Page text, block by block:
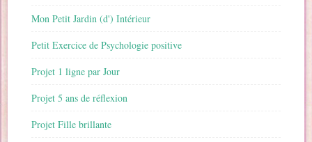
Mon Petit Jardin (d') Intérieur
Petit Exercice de Psychologie positive
Projet 1 ligne par Jour
Projet 5 ans de réflexion
Projet Fille brillante